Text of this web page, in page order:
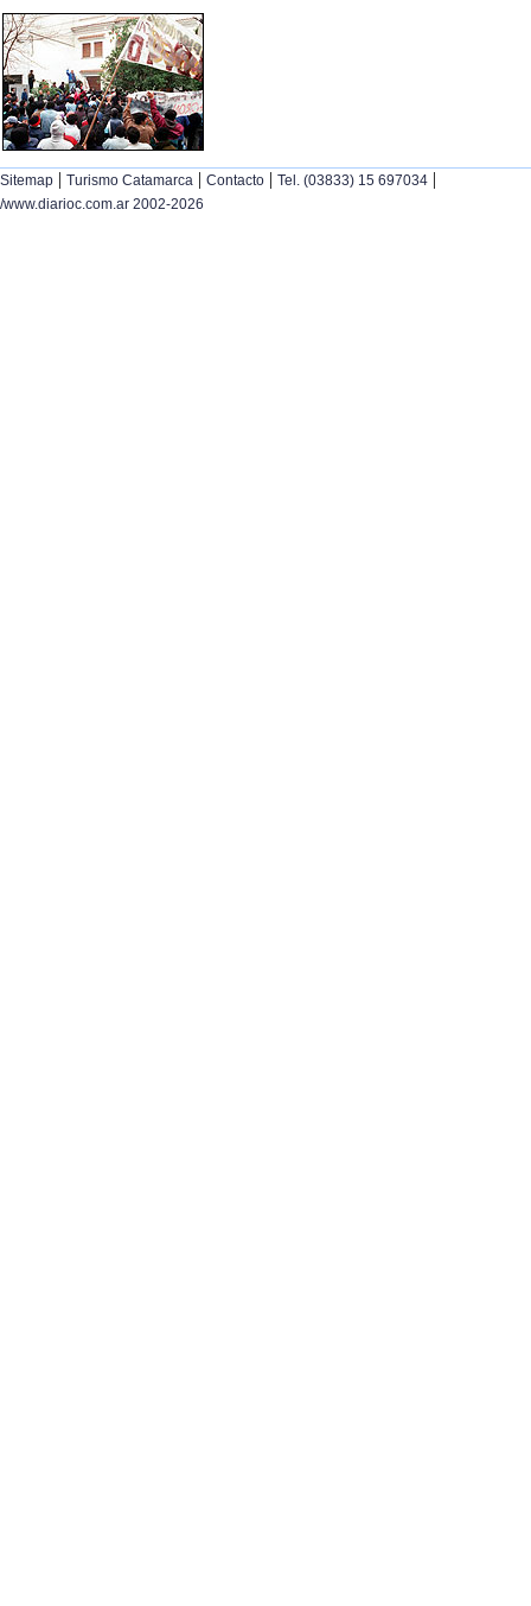
Sitemap | Turismo Catamarca | Contacto | Tel. (03833) 15 697034 |
/www.diarioc.com.ar 2002-2026